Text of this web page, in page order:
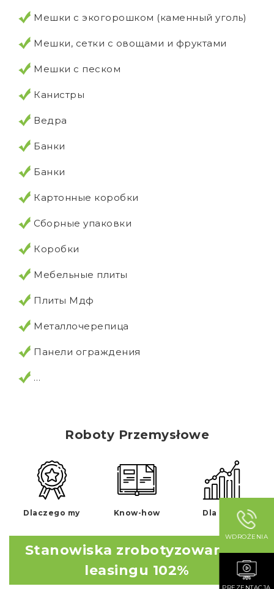
Мешки с экогорошком (каменный уголь)
Мешки, сетки с овощами и фруктами
Мешки с песком
Канистры
Ведра
Банки
Банки
Картонные коробки
Сборные упаковки
Коробки
Мебельные плиты
Плиты Мдф
Металлочерепица
Панели ограждения
…
Roboty Przemysłowe
Dlaczego my Know-how Dla kogo
Stanowiska zrobotyzowane w
leasingu 102%
WDROŻENIA
PREZENTACJA